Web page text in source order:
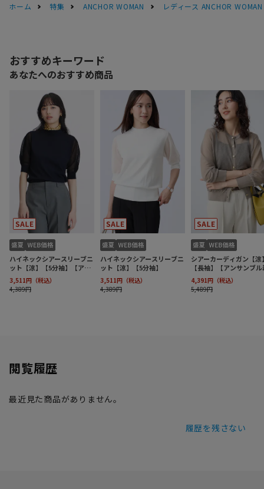
ホーム 特集 ANCHOR WOMAN レディース ANCHOR
閲覧履歴
最近見た商品がありません。
履歴を残さない